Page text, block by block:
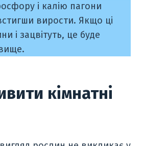
і калію пагони
вирости. Якщо ці
і зацвітуть, це буде
кімнатні